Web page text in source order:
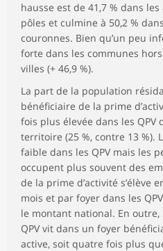
hausse est de 41,7 % dans
pôles et culmine à 50,2 %
couronnes. Bien qu’un peu
forte dans les communes
villes (+ 46,9 %).
La part de la population
bénéficiaire de la prime
fois plus élevée dans les QPV
territoire (25 %, contre 13 %).
faible dans les QPV mais les
occupent plus souvent des
de la prime d’activité s’élève
mois et par foyer dans les
le montant national. En
QPV vit dans un foyer
active, soit quatre fois plus